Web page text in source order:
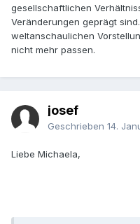
gesellschaftlichen
Veränderungen geprägt
weltanschaulichen
nicht mehr passen.
josef
Geschrieben 14.
Liebe Michaela,